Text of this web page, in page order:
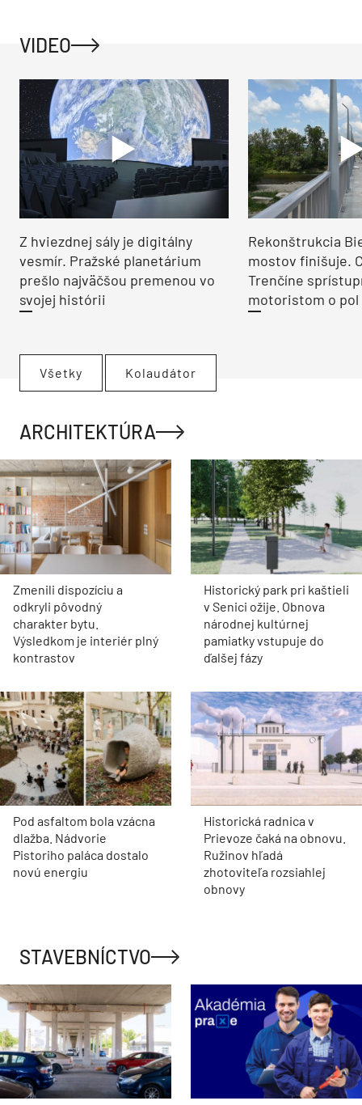
VIDEO
Z hviezdnej sály je digitálny
vesmír. Pražské planetárium
prešlo najväčšou premenou vo
svojej histórii
Rekonštrukcia
mostov finišuje.
Trenčíne
motoristom o pol
Všetky Kolaudátor
ARCHITEKTÚRA
Zmenili dispozíciu a
odkryli pôvodný
charakter bytu.
Výsledkom je interiér plný
kontrastov
Historický park pri kaštieli
v Senici ožije. Obnova
národnej kultúrnej
pamiatky vstupuje do
ďalšej fázy
Pod asfaltom bola vzácna
dlažba. Nádvorie
Pistoriho paláca dostalo
novú energiu
Historická radnica v
Prievoze čaká na obnovu.
Ružinov hľadá
zhotoviteľa rozsiahlej
obnovy
STAVEBNÍCTVO